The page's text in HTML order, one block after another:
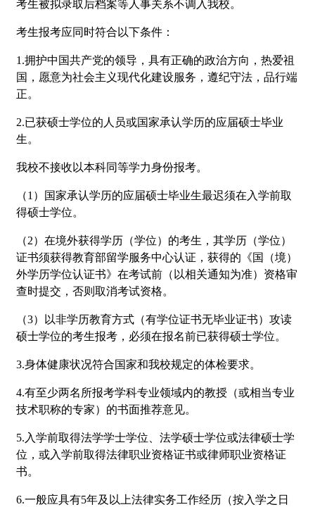
考生被拟录取后档案等人事关系不调入我校。
考生报考应同时符合以下条件：
1.拥护中国共产党的领导，具有正确的政治方向，热爱祖
国，愿意为社会主义现代化建设服务，遵纪守法，品行端
正。
2.已获硕士学位的人员或国家承认学历的应届硕士毕业
生。
我校不接收以本科同等学力身份报考。
（1）国家承认学历的应届硕士毕业生最迟须在入学前取
得硕士学位。
（2）在境外获得学历（学位）的考生，其学历（学位）
证书须获得教育部留学服务中心认证，获得的《国（境）
外学历学位认证书》在考试前（以相关通知为准）资格审
查时提交，否则取消考试资格。
（3）以非学历教育方式（有学位证书无毕业证书）攻读
硕士学位的考生报考，必须在报名前已获得硕士学位。
3.身体健康状况符合国家和我校规定的体检要求。
4.有至少两名所报考学科专业领域内的教授（或相当专业
技术职称的专家）的书面推荐意见。
5.入学前取得法学学士学位、法学硕士学位或法律硕士学
位，或入学前取得法律职业资格证书或律师职业资格证
书。
6.一般应具有5年及以上法律实务工作经历（按入学之日